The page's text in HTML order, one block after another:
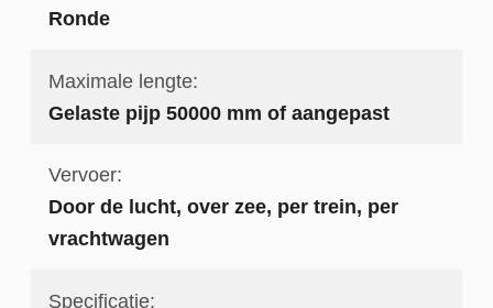
Ronde
Maximale lengte:
Gelaste pijp 50000 mm of aangepast
Vervoer:
Door de lucht, over zee, per trein, per
vrachtwagen
Specificatie: